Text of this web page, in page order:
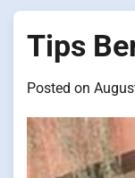
Tips
Posted on